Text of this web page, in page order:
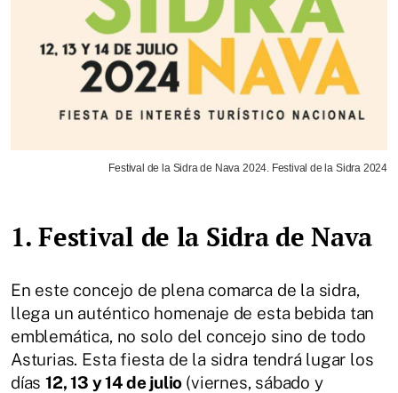
Festival de la Sidra de Nava 2024. Festival de la Sidra 2024
1. Festival de la Sidra de Nava
En este concejo de plena comarca de la sidra,
llega un auténtico homenaje de esta bebida tan
emblemática, no solo del concejo sino de todo
Asturias. Esta fiesta de la sidra tendrá lugar los
días12, 13 y 14 de julio (viernes, sábado y